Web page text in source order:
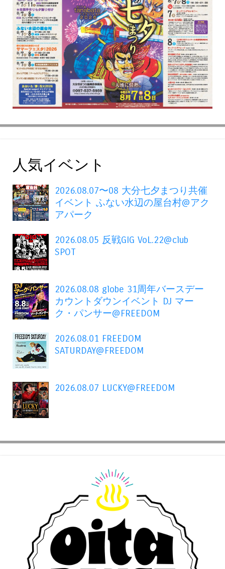
人気イベント
2026.08.07〜08 大分七夕まつり共催
イベント ふない水辺の屋台村@アク
アパーク
2026.08.05 反戦GIG VoL.22@club
SPOT
2026.08.08 globe 31周年バースデー
カウントダウンイベント DJ マー
ク・パンサー@FREEDOM
2026.08.01 FREEDOM
SATURDAY@FREEDOM
2026.08.07 LUCKY@FREEDOM